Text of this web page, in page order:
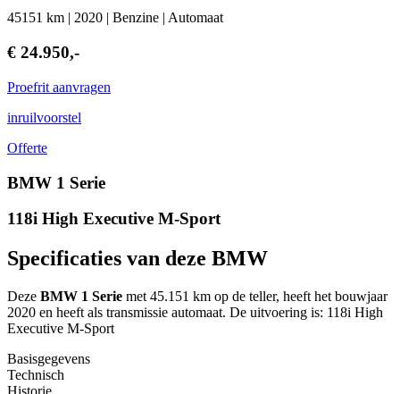
45151 km | 2020 | Benzine | Automaat
€ 24.950,-
Proefrit aanvragen
inruilvoorstel
Offerte
BMW 1 Serie
118i High Executive M-Sport
Specificaties van deze BMW
Deze BMW 1 Serie met 45.151 km op de teller, heeft het bouwjaar
2020 en heeft als transmissie automaat. De uitvoering is: 118i High
Executive M-Sport
Basisgegevens
Technisch